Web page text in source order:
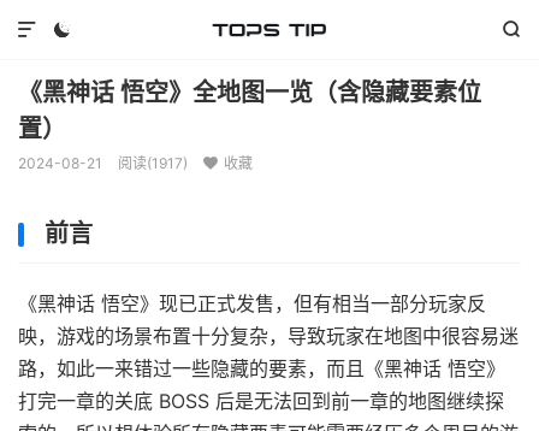
 

《黑神话 悟空》全地图一览（含隐藏要素位
置）
2024-08-21 阅读(1917)  收藏
前言
《黑神话 悟空》现已正式发售，但有相当一部分玩家反
映，游戏的场景布置十分复杂，导致玩家在地图中很容易迷
路，如此一来错过一些隐藏的要素，而且《黑神话 悟空》
打完一章的关底 BOSS 后是无法回到前一章的地图继续探